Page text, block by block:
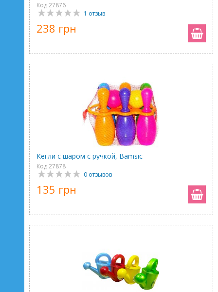
Код 27876
1 отзыв
238 грн
Кегли с шаром с ручкой, Bamsic
Код 27878
0 отзывов
135 грн